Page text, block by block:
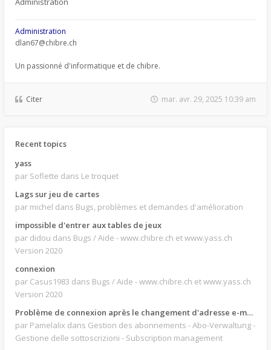
Administration
dlan67@chibre.ch
Un passionné d'informatique et de chibre.
Citer mar. avr. 29, 2025 10:39 am
Recent topics
yass
par Soflette dans Le troquet
Lags sur jeu de cartes
par michel dans Bugs, problèmes et demandes d'amélioration
impossible d'entrer aux tables de jeux
par didou dans Bugs / Aide - www.chibre.ch et www.yass.ch
Version 2020
connexion
par Casus1983 dans Bugs / Aide - www.chibre.ch et www.yass.ch
Version 2020
Problème de connexion après le changement d'adresse e-mail.
par Pamelalix dans Gestion des abonnements - Abo-Verwaltung -
Gestione delle sottoscrizioni - Subscription management